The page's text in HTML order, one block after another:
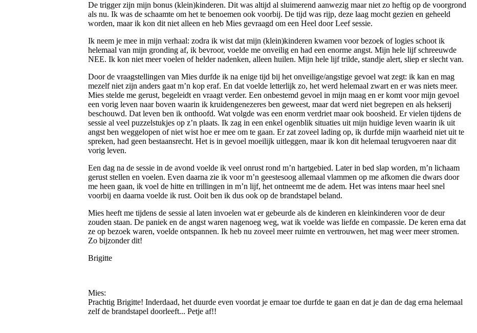
De trigger zijn mijn bonus (klein)kinderen. Dit was altijd al sluimerend aanwezig maar niet zo heftig op de voorgrond
als nu. Ik was de schaamte om het te benoemen ook voorbij. De tijd was rijp, deze laag mocht gezien en geheeld
worden, maar ik kon dit niet alleen en heb Mies gevraagd om een Heel door Leef sessie.
Ik neem je mee in mijn verhaal: zodra ik wist dat mijn (klein)kinderen kwamen voor bezoek of logies schoot ik
helemaal van mijn gronding af, ik bevroor, voelde me onveilig en had een enorme angst. Mijn hele lijf schreeuwde
NEE. Ik kon niet meer voelen of helder nadenken, alleen huilen. Mijn hele lijf trilde, standje alert, sliep er slecht van.
Door de vraagstellingen van Mies durfde ik na enige tijd bij het onveilige/angstige gevoel wat zegt: ik kan en mag
mezelf niet zijn anders gaat m’n kop eraf. En dat voelde letterlijk zo, het werd helemaal zwart en er was niets meer.
Mies stelde me gerust, begeleidt en vraagt verder. Een onbestemd gevoel in mijn maag en er komt voor mijn gevoel
een vorig leven naar boven waarin ik kruidengenezeres ben geweest, maar dat werd niet begrepen en als hekserij
beschouwd. Dat leven ben ik onthoofd. Wat volgde was een enorm verdriet maar ook boosheid. Er vielen tijdens de
sessie al veel puzzelstukjes op z’n plaats. Ik zag in een enkel ogenblik situaties uit mijn huidige leven waarin ik uit
angst ben weggelopen of niet wist hoe er mee om te gaan. Er zat zoveel lading op, ik durfde mijn waarheid niet uit te
spreken, had geen bestaansrecht. Het is in gevoel moeilijk uitleggen, maar ik kon dit helemaal terugvoeren naar dit
vorig leven.
Een dag na de sessie in de avond voelde ik veel onrust rond m’n hartgebied. Later in bed slap worden, m’n lichaam
gerust stellen en voelen. Even daarna zie ik voor m’n geestesoog allemaal vlammen op me afkomen die dwars door
me heen gaan, ik voel de hitte en trillingen in m’n lijf, het ontneemt me de adem. Het was intens maar heel snel
voorbij en daarna voelde ik rust. Ooit ben ik dus ook op de brandstapel beland.
Mies heeft me tijdens de sessie al laten invoelen wat er gebeurde als de kinderen en kleinkinderen voor de deur
zouden staan. De paniek en de angst waren nagenoeg weg, wat ik voelde was liefde en compassie. De keren erna dat
ze op bezoek waren, voelde ontspannen. Ik heb nu zoveel meer ruimte en vertrouwen, het mag weer meer stromen.
Zo bijzonder dit!
Brigitte
Mies:
Prachtig Brigitte! Inderdaad, het duurde even voordat je ernaar toe durfde te gaan en dat je dan de dag erna helemaal
zelf de brandstapel doorleeft... Petje af!!